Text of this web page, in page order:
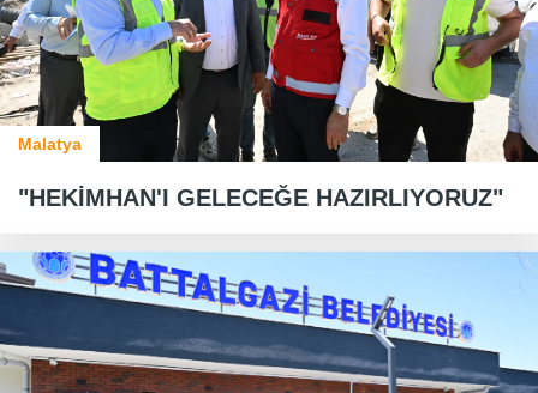
Malatya
"HEKİMHAN'I GELECEĞE HAZIRLIYORUZ"